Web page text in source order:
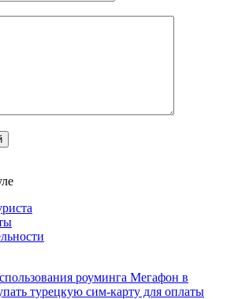
роуминга Мегафон в
турецкую сим-карту для оплаты